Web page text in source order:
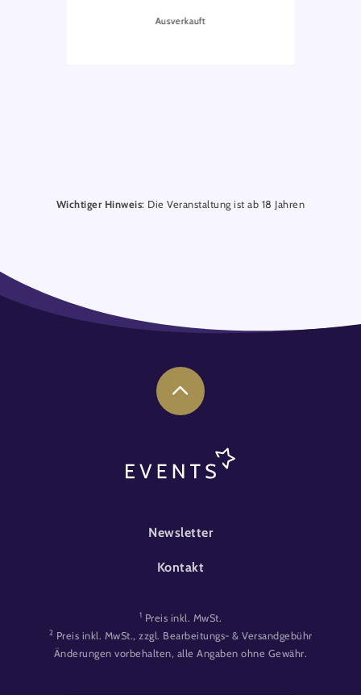
Ausverkauft
Wichtiger Hinweis: Die Veranstaltung ist ab 18 Jahren
FOOTER-EVENT
Newsletter
Kontakt
1 Preis inkl. MwSt.
2 Preis inkl. MwSt., zzgl. Bearbeitungs- & Versandgebühr
Änderungen vorbehalten, alle Angaben ohne Gewähr.